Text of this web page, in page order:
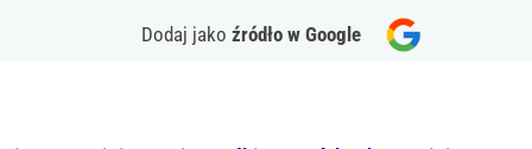
Dodaj jako źródło w Google